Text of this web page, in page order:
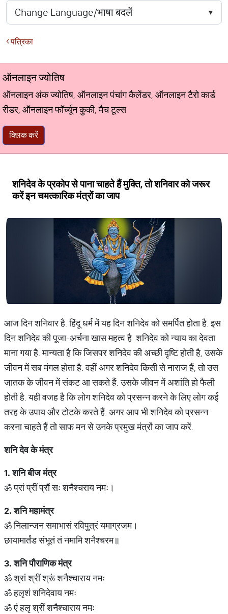
पत्रिका
ऑनलाइन ज्योतिष
ऑनलाइन अंक ज्योतिष, ऑनलाइन पंचांग कैलेंडर, ऑनलाइन टैरो कार्ड
रीडर, ऑनलाइन फॉर्च्यून कुकी, मैच टूल्स
क्लिक करें
शनिदेव के प्रकोप से पाना चाहते हैं मुक्ति, तो शनिवार को जरूर
करें इन चमत्कारिक मंत्रों का जाप
आज दिन शनिवार है. हिंदू धर्म में यह दिन शनिदेव को समर्पित होता है. इस
दिन शनिदेव की पूजा-अर्चना खास महत्व है. शनिदेव को न्याय का देवता
माना गया है. मान्यता है कि जिसपर शनिदेव की अच्छी दृष्टि होती है, उसके
जीवन में सब मंगल होता है. वहीं अगर शनिदेव किसी से नाराज हैं, तो उस
जातक के जीवन में संकट आ सकते हैं. उसके जीवन में अशांति हो फैली
होती है. यही वजह है कि लोग शनिदेव को प्रसन्न करने के लिए लोग कई
तरह के उपाय और टोटके करते हैं. अगर आप भी शनिदेव को प्रसन्न
करना चाहते हैं तो साफ मन से उनके प्रमुख मंत्रों का जाप करें.
शनिदेवकेमंत्र
1.शनिबीजमंत्र
ॐ प्रां प्रीं प्रौं सः शनैश्चराय नमः।
2.शनिमहामंत्र
ॐ निलान्जन समाभासं रविपुत्रं यमाग्रजम।
छायामार्तंड संभूतं तं नमामि शनैश्चरम॥
3.शनिपौराणिकमंत्र
ॐ श्रां श्रीं श्रूं शनैश्चाराय नमः
ॐ हलृशं शनिदेवाय नमः
ॐ एं हलृ श्रीं शनैश्चाराय नमः